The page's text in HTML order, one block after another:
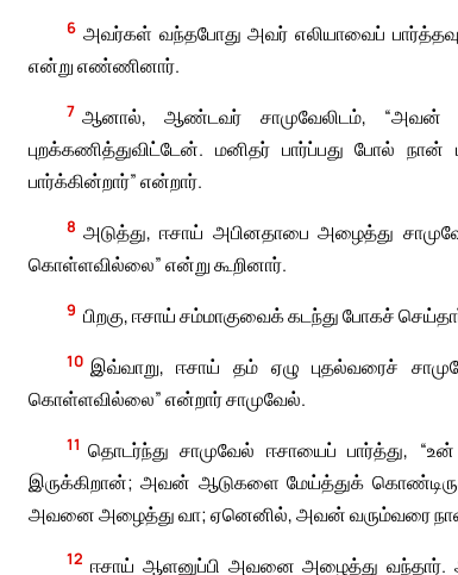
6 அவர்கள் வந்தபோது அவர் எலியாவைப்
என்று எண்ணினார்.
7 ஆனால், ஆண்டவர் சாமுவேலிடம், “அவன்
புறக்கணித்துவிட்டேன். மனிதர் பார்ப்பது போல்
பார்க்கின்றார்” என்றார்.
8 அடுத்து, ஈசாய் அபினதாபை அழைத்து
கொள்ளவில்லை” என்று கூறினார்.
9 பிறகு, ஈசாய் சம்மாகுவைக் கடந்து போகச்
10 இவ்வாறு, ஈசாய் தம் ஏழு புதல்வரைச்
கொள்ளவில்லை” என்றார் சாமுவேல்.
11 தொடர்ந்து சாமுவேல் ஈசாயைப் பார்த்து,
இருக்கிறான்; அவன் ஆடுகளை மேய்த்துக்
அவனை அழைத்து வா; ஏனெனில், அவன் வரும்வரை
12 ஈசாய் ஆளனுப்பி அவனை அழைத்து